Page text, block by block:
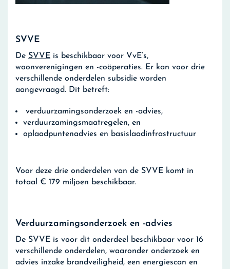
SVVE
De SVVE is beschikbaar voor VvE’s,
woonverenigingen en -coöperaties. Er kan voor drie
verschillende onderdelen subsidie worden
aangevraagd. Dit betreft:
verduurzamingsonderzoek en -advies,
verduurzamingsmaatregelen, en
oplaadpuntenadvies en basislaadinfrastructuur
Voor deze drie onderdelen van de SVVE komt in
totaal € 179 miljoen beschikbaar.
Verduurzamingsonderzoek en -advies
De SVVE is voor dit onderdeel beschikbaar voor 16
verschillende onderdelen, waaronder onderzoek en
advies inzake brandveiligheid, een energiescan en